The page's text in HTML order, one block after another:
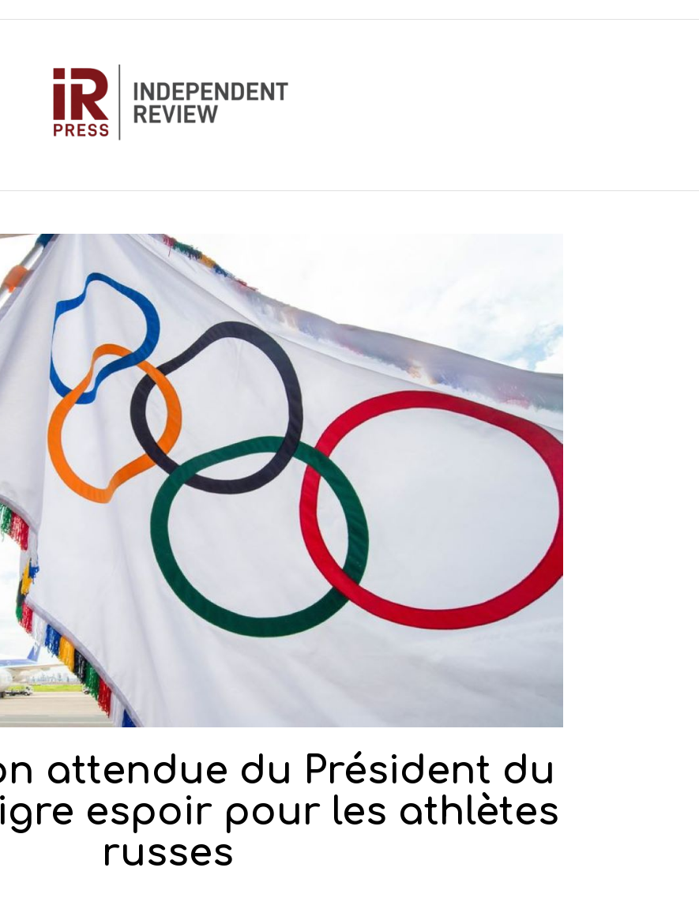
attendue du Président du
espoir pour les athlètes
russes